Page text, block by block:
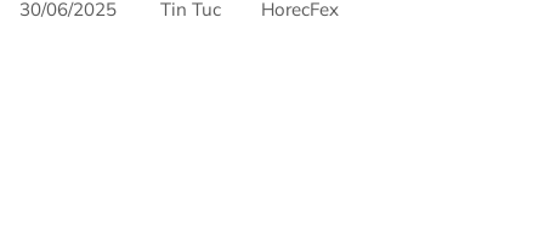
30/06/2025 Tin Tuc HorecFex